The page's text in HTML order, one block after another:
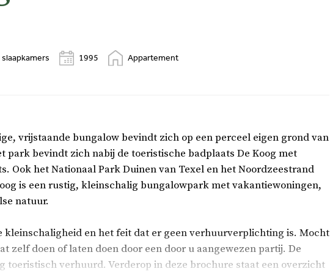
slaapkamers 1995 Appartement
vrijstaande bungalow bevindt zich op een perceel eigen grond van
park bevindt zich nabij de toeristische badplaats De Koog met
Ook het Nationaal Park Duinen van Texel en het Noordzeestrand
is een rustig, kleinschalig bungalowpark met vakantiewoningen,
natuur.
kleinschaligheid en het feit dat er geen verhuurverplichting is. Mocht
zelf doen of laten doen door een door u aangewezen partij. De
toeristisch verhuurd. Verderop in deze brochure staat een overzicht